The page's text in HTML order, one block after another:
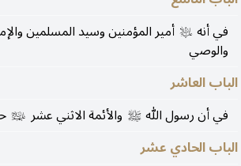
في أنه عليه‌السلام أمير المؤمنين وسيد المسلمين
والوصي
الباب العاشر
في أن رسول الله صلى‌الله‌عليه‌وآله والأئمة الاثني عشر عليهم‌السلام
الباب الحادي عشر